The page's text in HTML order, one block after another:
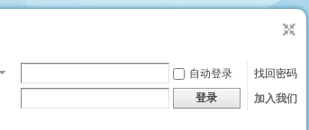
自动登录
找回密码
登录 加入我们